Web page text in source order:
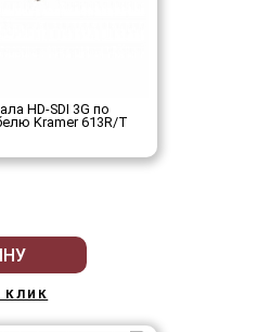
HD-SDI 3G по
Kramer 613R/T
клик